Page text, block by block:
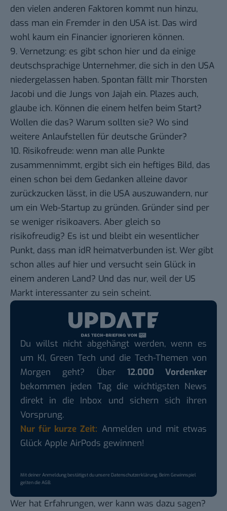
den vielen anderen Faktoren kommt nun hinzu,
dass man ein Fremder in den USA ist. Das wird
wohl kaum ein Financier ignorieren können.
9. Vernetzung: es gibt schon hier und da einige
deutschsprachige Unternehmer, die sich in den USA
niedergelassen haben. Spontan fällt mir Thorsten
Jacobi und die Jungs von Jajah ein. Plazes auch,
glaube ich. Können die einem helfen beim Start?
Wollen die das? Warum sollten sie? Wo sind
weitere Anlaufstellen für deutsche Gründer?
10. Risikofreude: wenn man alle Punkte
zusammennimmt, ergibt sich ein heftiges Bild, das
einen schon bei dem Gedanken alleine davor
zurückzucken lässt, in die USA auszuwandern, nur
um ein Web-Startup zu gründen. Gründer sind per
se weniger risikoavers. Aber gleich so
risikofreudig? Es ist und bleibt ein wesentlicher
Punkt, dass man idR heimatverbunden ist. Wer gibt
schon alles auf hier und versucht sein Glück in
einem anderen Land? Und das nur, weil der US
Markt interessanter zu sein scheint.
Du willst nicht abgehängt werden, wenn es
um KI, Green Tech und die Tech-Themen von
Morgen geht? Über 12.000 Vordenker
bekommen jeden Tag die wichtigsten News
direkt in die Inbox und sichern sich ihren
Vorsprung.
Nur für kurze Zeit: Anmelden und mit etwas
Glück Apple AirPods gewinnen!
Mit deiner Anmeldung bestätigst du unsereDatenschutzerklärung. Beim Gewinnspiel
gelten dieAGB.
Wer hat Erfahrungen, wer kann was dazu sagen?